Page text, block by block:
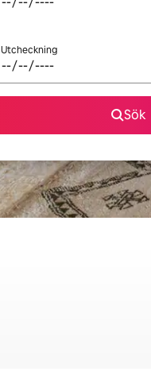
Utcheckning
Sök